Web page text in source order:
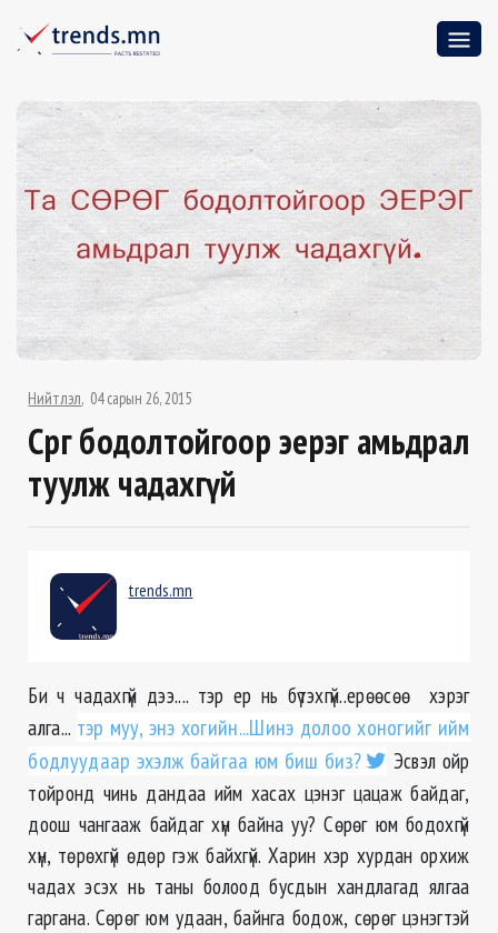
Нийтлэл 04 сарын 26, 2015
Сөрөг бодолтойгоор эерэг амьдрал
туулж чадахгүй
trends.mn
Би ч чадахгүй дээ.... тэр ер нь бүтэхгүй..ерөөсөө хэрэг
алга... тэр муу, энэ хогийн...Шинэ долоо хоногийг ийм
бодлуудаар эхэлж байгаа юм биш биз?
Эсвэл ойр
тойронд чинь дандаа ийм хасах цэнэг цацаж байдаг,
доош чангааж байдаг хүн байна уу? Сөрөг юм бодохгүй
хүн, төрөхгүй өдөр гэж байхгүй. Харин хэр хурдан орхиж
чадах эсэх нь таны болоод бусдын хандлагад ялгаа
гаргана. Сөрөг юм удаан, байнга бодож, сөрөг цэнэгтэй